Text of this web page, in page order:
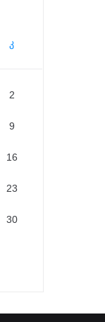
კ
2
9
16
23
30